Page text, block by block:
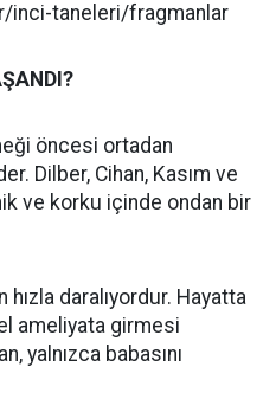
inci-taneleri/fragmanlar
öncesi ortadan
Dilber, Cihan, Kasım ve
ve korku içinde ondan bir
hızla daralıyordur. Hayatta
ameliyata girmesi
yalnızca babasını